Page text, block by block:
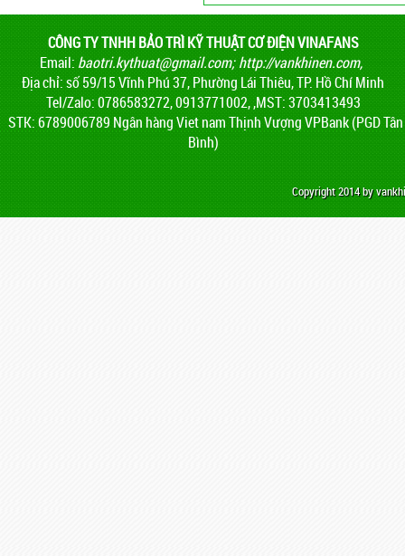
CÔNG TY TNHH BẢO TRÌ KỸ THUẬT CƠ ĐIỆN VINAFANS
Email: baotri.kythuat@gmail.com;http://vankhinen.com,
Địa chỉ: số 59/15 Vĩnh Phú 37, Phường Lái Thiêu, TP. Hồ Chí Minh
Tel/Zalo: 0786583272, 0913771002, ,MST: 3703413493
STK: 6789006789 Ngân hàng Viet nam Thịnh Vượng VPBank (PGD Tân
Bình)
Copyright 2014 by